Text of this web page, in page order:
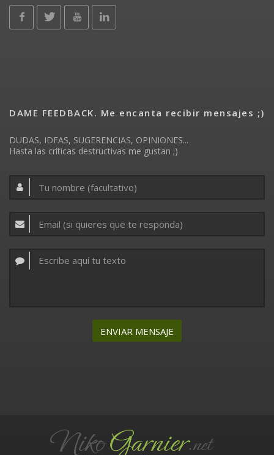
DAME FEEDBACK. Me encanta recibir mensajes ;)
DUDAS, IDEAS, SUGERENCIAS, OPINIONES...
Hasta las críticas destructivas me gustan ;)
ENVIAR MENSAJE